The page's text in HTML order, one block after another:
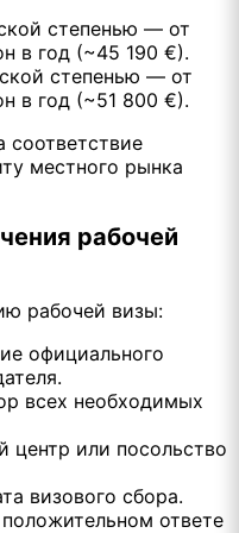
степенью — от
в год (~45 190 €).
степенью — от
в год (~51 800 €).
соответствие
местного рынка
рабочей
рабочей визы:
официального
всех необходимых
центр или посольство
визового сбора.
ответе